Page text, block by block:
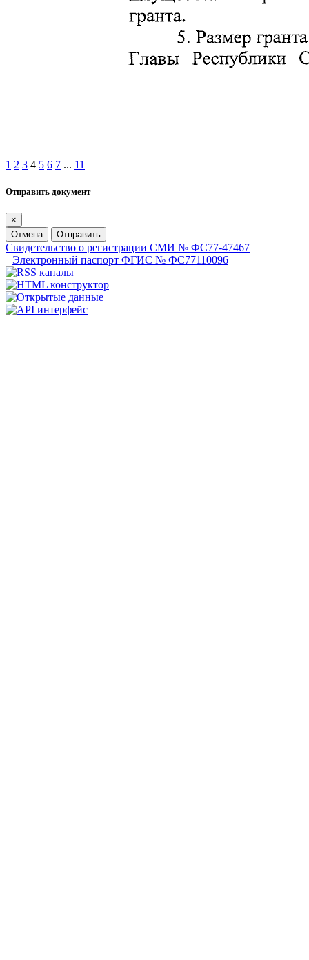
1 2 3 4 5 6 7 ... 11
Отправить документ
×
Отмена
Отправить
Свидетельство о регистрации СМИ № ФС77-47467
Электронный паспорт ФГИС № ФС77110096